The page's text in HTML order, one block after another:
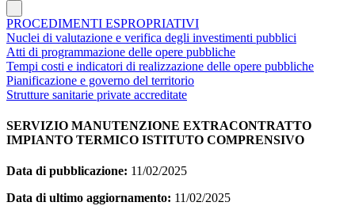
PROCEDIMENTI ESPROPRIATIVI
Nuclei di valutazione e verifica degli investimenti pubblici
Atti di programmazione delle opere pubbliche
Tempi costi e indicatori di realizzazione delle opere pubbliche
Pianificazione e governo del territorio
Strutture sanitarie private accreditate
SERVIZIO MANUTENZIONE EXTRACONTRATTO
IMPIANTO TERMICO ISTITUTO COMPRENSIVO
Data di pubblicazione: 11/02/2025
Data di ultimo aggiornamento: 11/02/2025